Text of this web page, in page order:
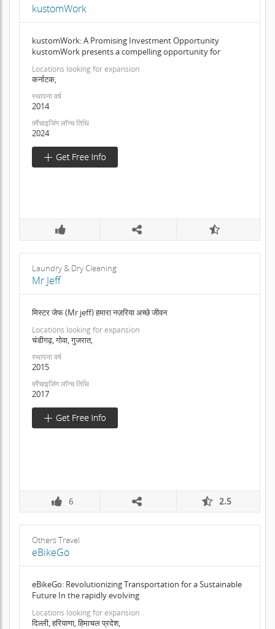
kustomWork
kustomWork: A Promising Investment Opportunity
kustomWork presents a compelling opportunity for
Locations looking for expansion
कर्नाटक,
स्थापना वर्ष
2014
फ़्रैंचाइजिंग लॉन्च तिथि
2024
Laundry & Dry Cleaning
Mr Jeff
मिस्टर जेफ (Mr jeff) हमारा नज़रिया अच्छे जीवन
Locations looking for expansion
चंडीगढ़, गोवा, गुजरात,
स्थापना वर्ष
2015
फ़्रैंचाइजिंग लॉन्च तिथि
2017
6 2.5
Others Travel
eBikeGo
eBikeGo: Revolutionizing Transportation for a Sustainable
Future In the rapidly evolving
Locations looking for expansion
दिल्ली, हरियाणा, हिमाचल प्रदेश,